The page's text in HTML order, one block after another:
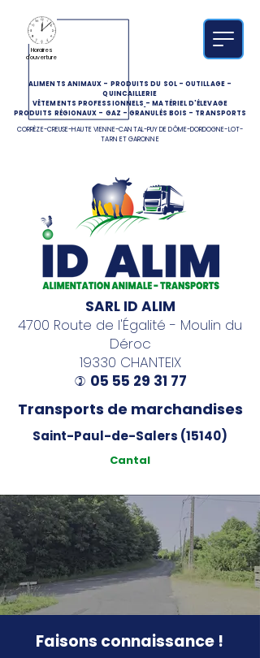
ALIMENTS ANIMAUX - PRODUITS DU SOL-OUTILLAGE-
QUINCAILLERIE
VÊTEMENTS PROFESSIONNELS -MATÉRIEL D'ÉLEVAGE
PRODUITS RÉGIONAUX - GAZ -GRANULÉS BOIS - TRANSPORTS
CORRÈZE-CREUSE-HAUTE VIENNE-CANTAL-PUY DE DÔME-DORDOGNE-LOT-
TARN ET GARONNE
Horaires
d'ouverture
SARL ID ALIM
4700 Route de l'Égalité - Moulin du
Déroc
19330 CHANTEIX
) 05 55 29 31 77
Transports de marchandises
Saint-Paul-de-Salers (15140)
Cantal
Faisons connaissance !